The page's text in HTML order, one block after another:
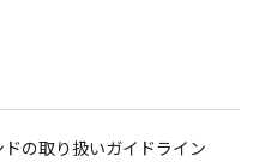
ドの取り扱いガイドライン